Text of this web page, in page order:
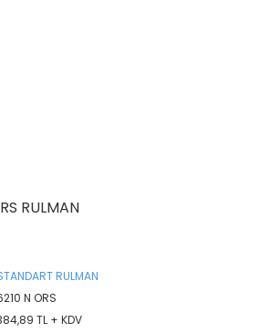
RULMAN
RULMAN
N ORS
TL + KDV